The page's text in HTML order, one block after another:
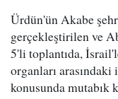
Ürdün'ün Akabe
gerçekleştirilen ve
5'li toplantıda,
organları
konusunda mutabık